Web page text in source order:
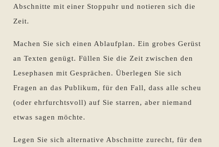
Abschnitte mit einer Stoppuhr und notieren sich die
Zeit.
Machen Sie sich einen Ablaufplan. Ein grobes Gerüst
an Texten genügt. Füllen Sie die Zeit zwischen den
Lesephasen mit Gesprächen. Überlegen Sie sich
Fragen an das Publikum, für den Fall, dass alle scheu
(oder ehrfurchtsvoll) auf Sie starren, aber niemand
etwas sagen möchte.
Legen Sie sich alternative Abschnitte zurecht, für den